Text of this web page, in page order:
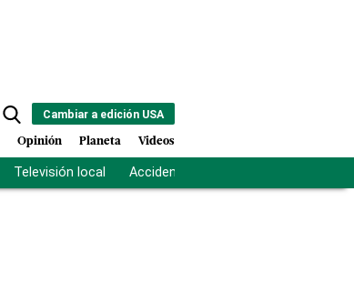
Cambiar a edición USA
Opinión Planeta Videos
Televisión local Accidente Los Ríos